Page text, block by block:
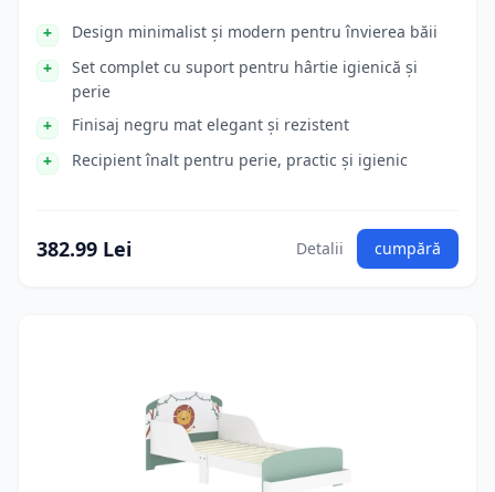
Design minimalist și modern pentru învierea băii
Set complet cu suport pentru hârtie igienică și
perie
Finisaj negru mat elegant și rezistent
Recipient înalt pentru perie, practic și igienic
382.99 Lei Detalii cumpără